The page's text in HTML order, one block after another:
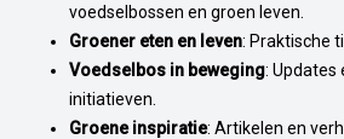
voedselbossen en groen leven.
Groener eten en leven: Praktische
Voedselbos in beweging: Updates
initiatieven.
Groene inspiratie: Artikelen en